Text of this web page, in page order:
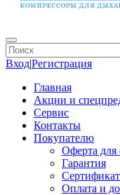
Вход|Регистрация
Главная
Акции и
Сервис
Контакты
Покупателю
Оферта для
Гарантия
Оплата и